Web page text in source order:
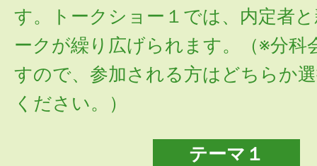
す。トークショー１では、内定者
ークが繰り広げられます。（※分科
すので、参加される方はどちらか
ください。）
テーマ１